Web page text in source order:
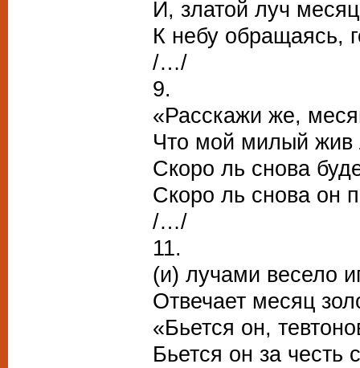
И, златой луч
К небу обращаясь,
/…/
9.
«Расскажи же,
Что мой милый жив
Скоро ль снова
Скоро ль снова он
/…/
11.
(и) лучами весело
Отвечает месяц
«Бьется он,
Бьется он за честь